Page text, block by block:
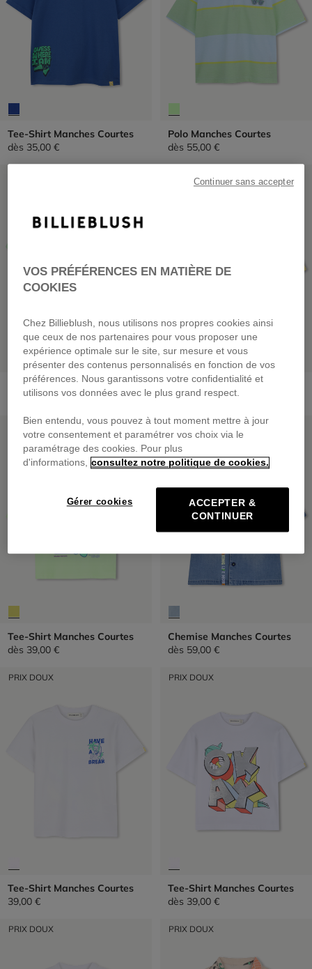
Tee-Shirt Manches Courtes
dès 35,00 €
Polo Manches Courtes
dès 55,00 €
Tee-Shirt Manches Courtes
dès35,00 €
Tee-Shirt Manches Courtes
dès29,00 €
PRIX DOUX
Tee-Shirt Manches Courtes
dès 39,00 €
PRIX DOUX
Chemise Manches Courtes
dès 59,00 €
PRIX DOUX
Tee-Shirt Manches Courtes
39,00 €
PRIX DOUX
Tee-Shirt Manches Courtes
dès 39,00 €
PRIX DOUX PRIX DOUX
VOS PRÉFÉRENCES EN MATIÈRE DE
COOKIES
Chez Billieblush, nous utilisons nos propres cookies ainsi
que ceux de nos partenaires pour vous proposer une
expérience optimale sur le site, sur mesure et vous
présenter des contenus personnalisés en fonction de vos
préférences. Nous garantissons votre confidentialité et
utilisons vos données avec le plus grand respect.
Bien entendu, vous pouvez à tout moment mettre à jour
votre consentement et paramétrer vos choix via le
paramétrage des cookies. Pour plus
d'informations, consultez notre politique de cookies.
Gérer cookies
ACCEPTER &
CONTINUER
Continuer sans accepter